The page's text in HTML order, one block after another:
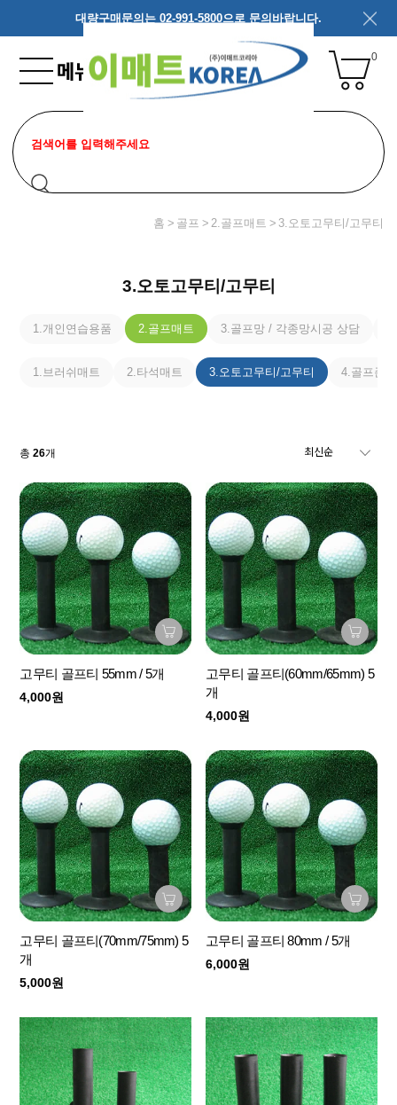
대량구매문의는 02-991-5800으로 문의바랍니다.
0
홈 골프 2.골프매트 3.오토고무티/고무티
3.오토고무티/고무티
1.개인연습용품 2.골프매트 3.골프망 / 각종망시공 상담
1.브러쉬매트 2.타석매트 3.오토고무티/고무티 4.골프존
총26개
고무티 골프티 55mm / 5개
4,000원
고무티 골프티(60mm/65mm) 5
개
4,000원
고무티 골프티(70mm/75mm) 5
개
5,000원
고무티 골프티 80mm / 5개
6,000원